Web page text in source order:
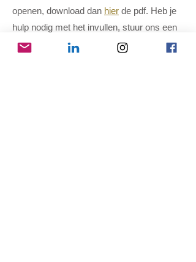
openen, download dan hier de pdf. Heb je
hulp nodig met het invullen, stuur ons een
mail, wij helpen je graag.